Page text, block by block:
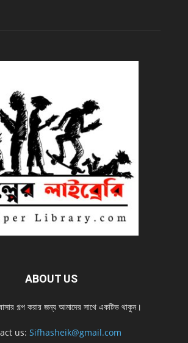
ABOUT US
গল্প করার জন্য আমাদের সাথে একটিভ থাকুন।
us: Sifhasheik@gmail.com